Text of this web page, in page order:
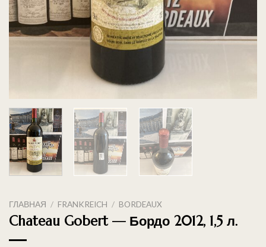
ГЛАВНАЯ / FRANKREICH / BORDEAUX
Chateau Gobert — Бордо 2012, 1,5 л.